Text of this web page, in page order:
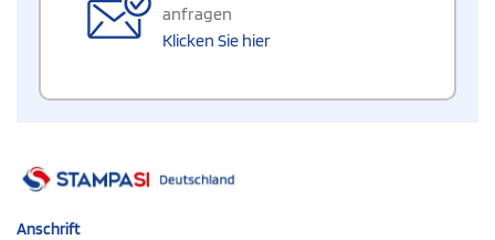
anfragen
Klicken Sie hier
Anschrift